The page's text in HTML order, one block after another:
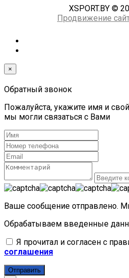
XSPORT.BY ©
Продвижение
×
Обратный звонок
Пожалуйста, укажите имя и
мы могли связаться с Вами
Ваше сообщение отправлено.
Обрабатываем введенные
Я прочитал и согласен с
соглашения
Отправить